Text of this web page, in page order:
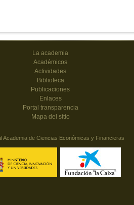
La academia
Académicos
Actividades
Biblioteca
Publicaciones
Enlaces
Portal transparencia
Mapa del sitio
Academia de Ciencias Económicas y Financieras